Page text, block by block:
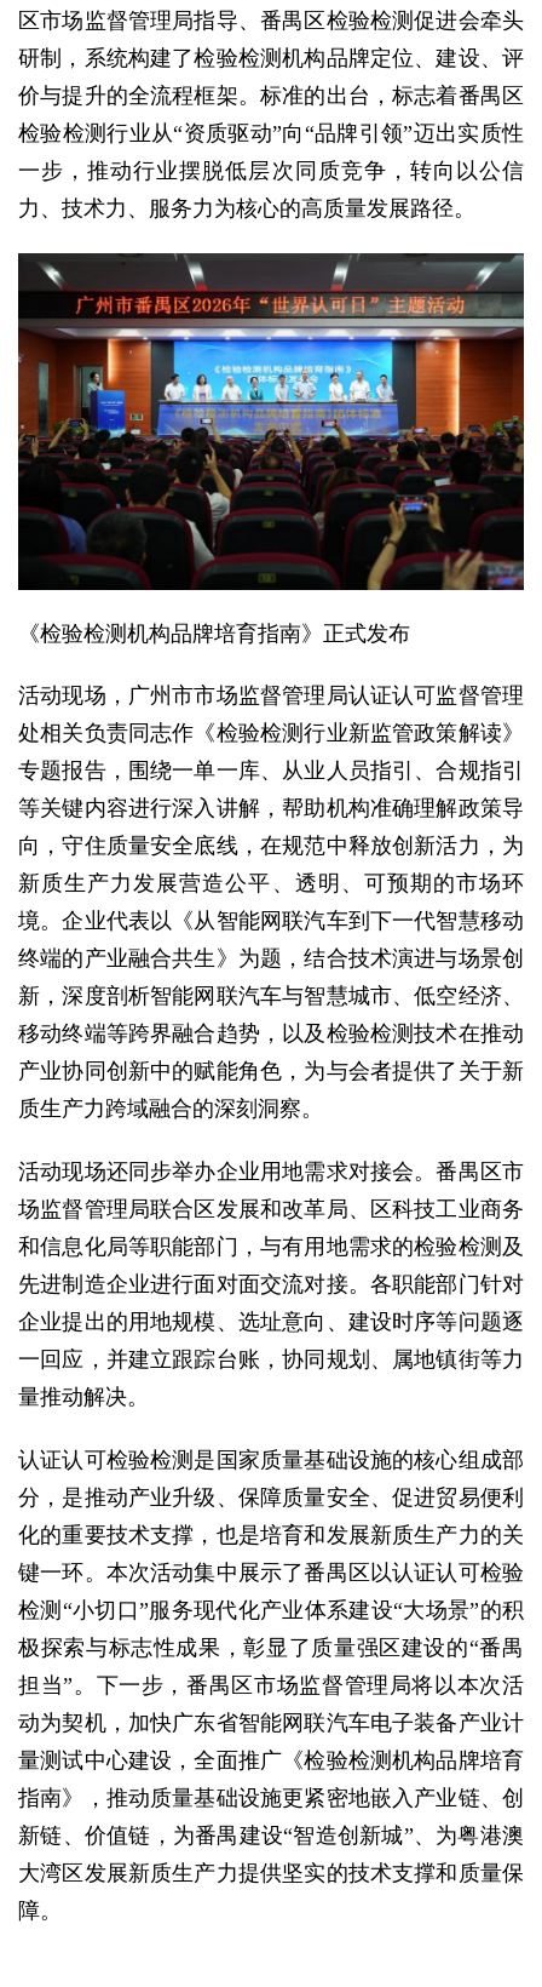
区市场监督管理局指导、番禺区检验检测促进会牵头
研制，系统构建了检验检测机构品牌定位、建设、评
价与提升的全流程框架。标准的出台，标志着番禺区
检验检测行业从“资质驱动”向“品牌引领”迈出实质性
一步，推动行业摆脱低层次同质竞争，转向以公信
力、技术力、服务力为核心的高质量发展路径。
《检验检测机构品牌培育指南》正式发布
活动现场，广州市市场监督管理局认证认可监督管理
处相关负责同志作《检验检测行业新监管政策解读》
专题报告，围绕一单一库、从业人员指引、合规指引
等关键内容进行深入讲解，帮助机构准确理解政策导
向，守住质量安全底线，在规范中释放创新活力，为
新质生产力发展营造公平、透明、可预期的市场环
境。企业代表以《从智能网联汽车到下一代智慧移动
终端的产业融合共生》为题，结合技术演进与场景创
新，深度剖析智能网联汽车与智慧城市、低空经济、
移动终端等跨界融合趋势，以及检验检测技术在推动
产业协同创新中的赋能角色，为与会者提供了关于新
质生产力跨域融合的深刻洞察。
活动现场还同步举办企业用地需求对接会。番禺区市
场监督管理局联合区发展和改革局、区科技工业商务
和信息化局等职能部门，与有用地需求的检验检测及
先进制造企业进行面对面交流对接。各职能部门针对
企业提出的用地规模、选址意向、建设时序等问题逐
一回应，并建立跟踪台账，协同规划、属地镇街等力
量推动解决。
认证认可检验检测是国家质量基础设施的核心组成部
分，是推动产业升级、保障质量安全、促进贸易便利
化的重要技术支撑，也是培育和发展新质生产力的关
键一环。本次活动集中展示了番禺区以认证认可检验
检测“小切口”服务现代化产业体系建设“大场景”的积
极探索与标志性成果，彰显了质量强区建设的“番禺
担当”。下一步，番禺区市场监督管理局将以本次活
动为契机，加快广东省智能网联汽车电子装备产业计
量测试中心建设，全面推广《检验检测机构品牌培育
指南》，推动质量基础设施更紧密地嵌入产业链、创
新链、价值链，为番禺建设“智造创新城”、为粤港澳
大湾区发展新质生产力提供坚实的技术支撑和质量保
障。